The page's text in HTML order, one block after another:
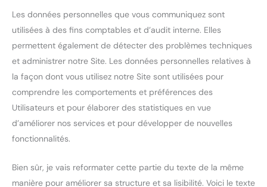
Les données personnelles que vous communiquez sont
utilisées à des fins comptables et d’audit interne. Elles
permettent également de détecter des problèmes techniques
et administrer notre Site. Les données personnelles relatives à
la façon dont vous utilisez notre Site sont utilisées pour
comprendre les comportements et préférences des
Utilisateurs et pour élaborer des statistiques en vue
d’améliorer nos services et pour développer de nouvelles
fonctionnalités.
Bien sûr, je vais reformater cette partie du texte de la même
manière pour améliorer sa structure et sa lisibilité. Voici le texte